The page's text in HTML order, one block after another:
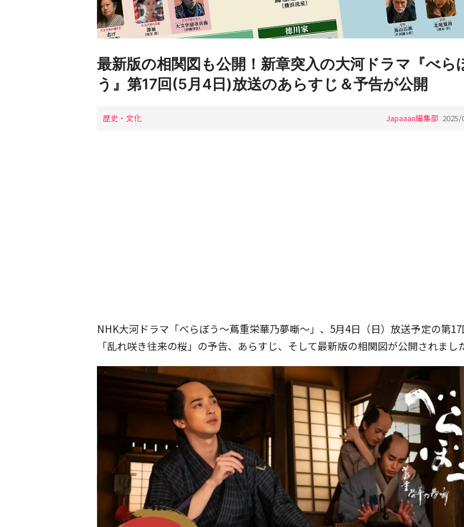
最新版の相関図も公開！新章突入の大河ドラマ『べら
う』第17回(5月4日)放送のあらすじ＆予告が公開
歴史・文化 Japaaan編集部
NHK大河ドラマ「べらぼう〜蔦重栄華乃夢噺〜」、5月4日（日）放送予定の第17
「乱れ咲き往来の桜」の予告、あらすじ、そして最新版の相関図が公開されまし